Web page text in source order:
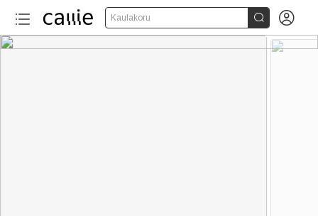
Kaulakoru  